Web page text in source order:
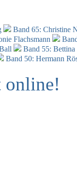
Band 65: Christine
Flachsmann
Band 55:
Band 50: Hermann
online!